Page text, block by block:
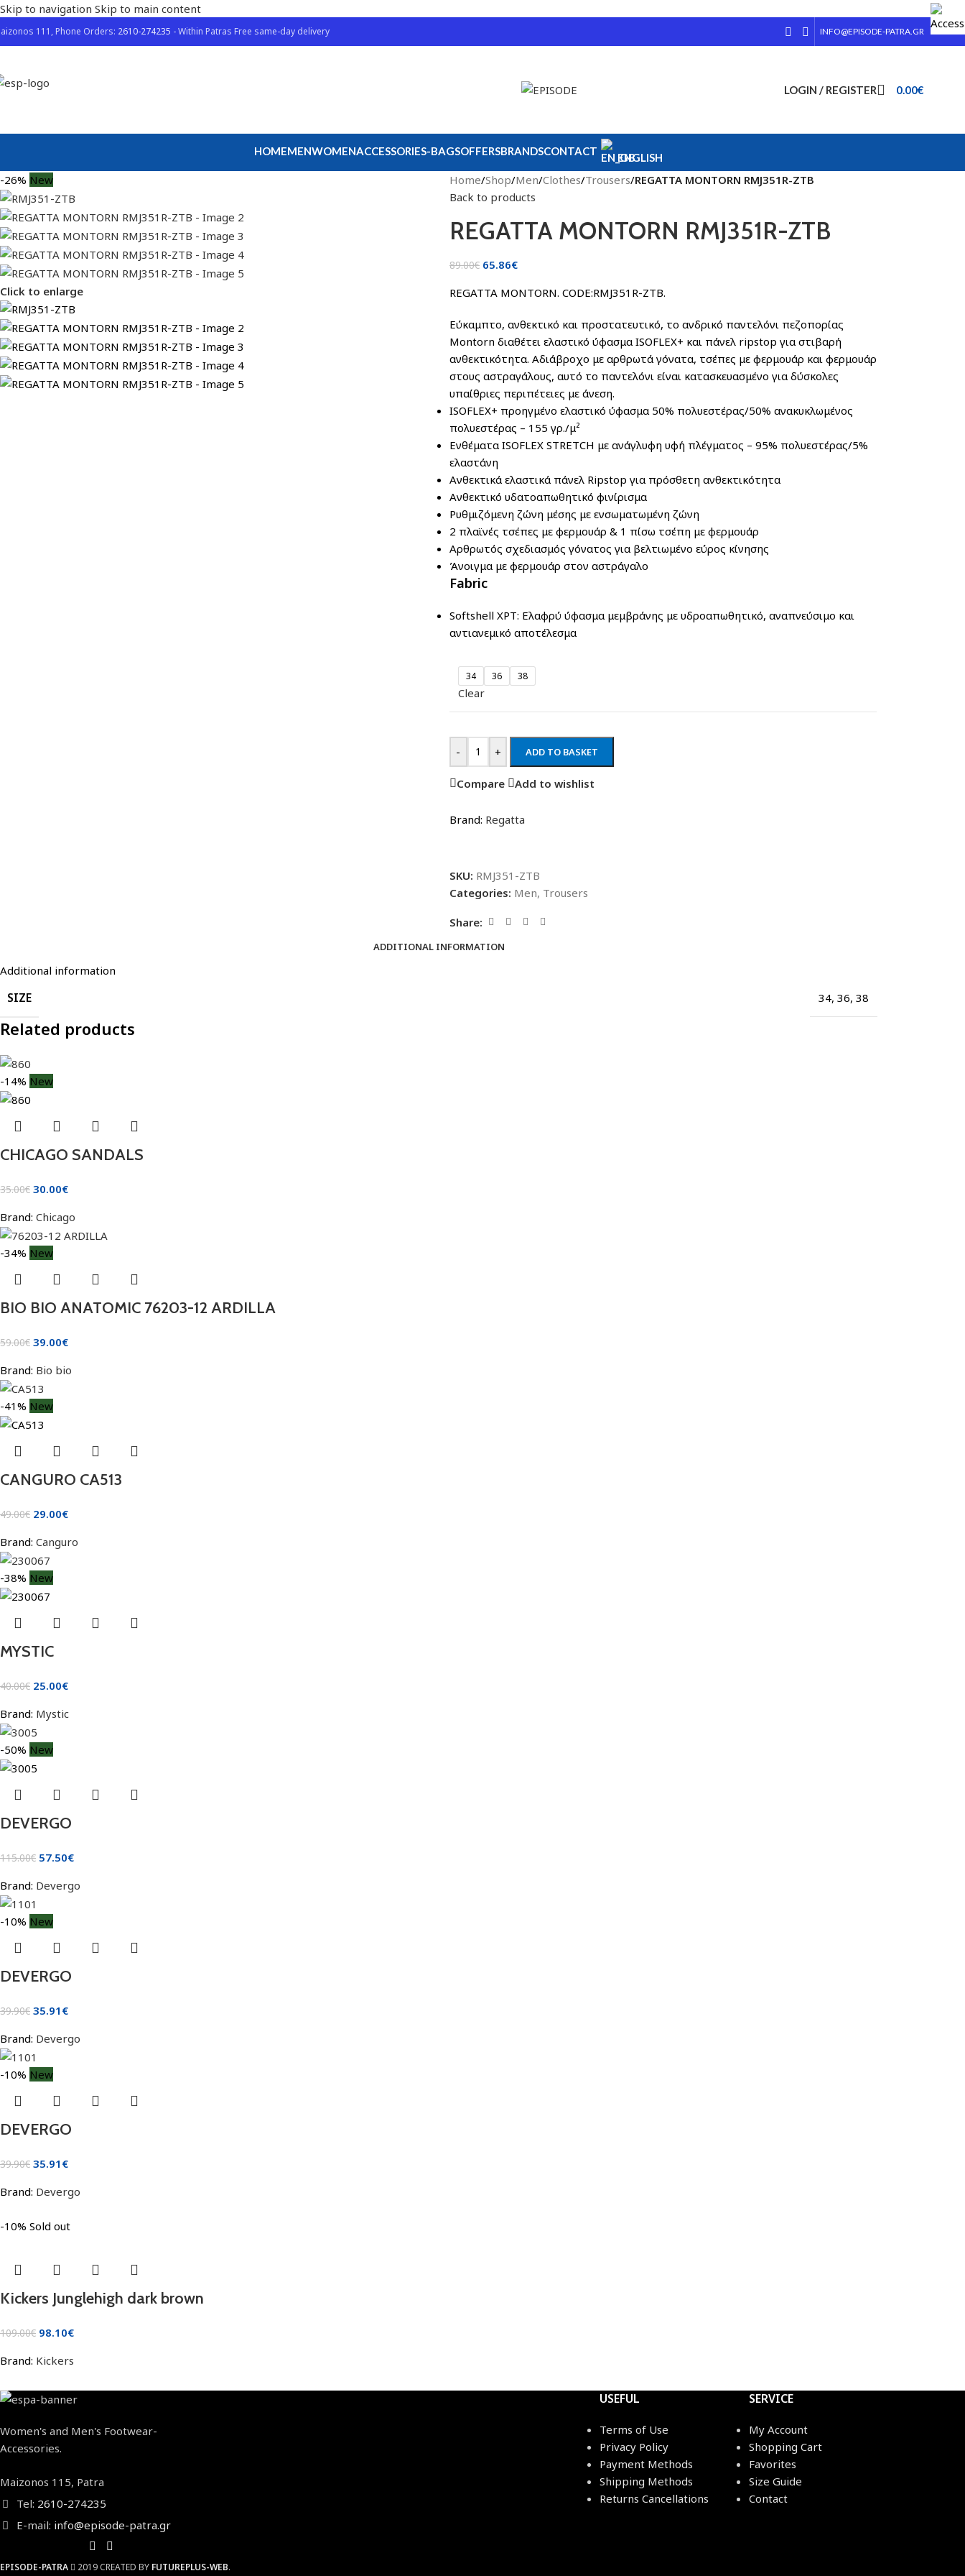
Skip to navigation Skip to main content
111, Phone Orders: 2610-274235 - Within Patras Free same-day delivery INFO@EPISODE-PATRA.GR
LOGIN / REGISTER 0.00€
HOMEMENWOMENACCESSORIES-BAGSOFFERSBRANDSCONTACT
ENGLISH
-26% New
Click to enlarge
Home/Shop/Men/Clothes/Trousers/REGATTA MONTORN RMJ351R-ZTB
Back to products
REGATTA MONTORN RMJ351R-ZTB
89.00€ 65.86€
REGATTA MONTORN. CODE:RMJ351R-ZTB.
Εύκαμπτο, ανθεκτικό και προστατευτικό, το ανδρικό παντελόνι πεζοπορίας
Montorn διαθέτει ελαστικό ύφασμα ISOFLEX+ και πάνελ ripstop για στιβαρή
ανθεκτικότητα. Αδιάβροχο με αρθρωτά γόνατα, τσέπες με φερμουάρ και φερμουάρ
στους αστραγάλους, αυτό το παντελόνι είναι κατασκευασμένο για δύσκολες
υπαίθριες περιπέτειες με άνεση.
ISOFLEX+ προηγμένο ελαστικό ύφασμα 50% πολυεστέρας/50% ανακυκλωμένος
πολυεστέρας – 155 γρ./μ²
Ενθέματα ISOFLEX STRETCH με ανάγλυφη υφή πλέγματος – 95% πολυεστέρας/5%
ελαστάνη
Ανθεκτικά ελαστικά πάνελ Ripstop για πρόσθετη ανθεκτικότητα
Ανθεκτικό υδατοαπωθητικό φινίρισμα
Ρυθμιζόμενη ζώνη μέσης με ενσωματωμένη ζώνη
2 πλαϊνές τσέπες με φερμουάρ & 1 πίσω τσέπη με φερμουάρ
Αρθρωτός σχεδιασμός γόνατος για βελτιωμένο εύρος κίνησης
Άνοιγμα με φερμουάρ στον αστράγαλο
Fabric
Softshell XPT: Ελαφρύ ύφασμα μεμβράνης με υδροαπωθητικό, αναπνεύσιμο και
αντιανεμικό αποτέλεσμα
34 36 38
Clear
- + ADD TO BASKET
Compare Add to wishlist
Brand: Regatta
SKU: RMJ351-ZTB
Categories: Men, Trousers
Share:
ADDITIONAL INFORMATION
Additional information
SIZE 34, 36, 38
Related products
-14% New
CHICAGO SANDALS
35.00€ 30.00€
Brand: Chicago
-34% New
BIO BIO ANATOMIC 76203-12 ARDILLA
59.00€ 39.00€
Brand: Bio bio
-41% New
CANGURO CA513
49.00€ 29.00€
Brand: Canguro
-38% New
MYSTIC
40.00€ 25.00€
Brand: Mystic
-50% New
DEVERGO
115.00€ 57.50€
Brand: Devergo
-10% New
DEVERGO
39.90€ 35.91 €
Brand: Devergo
-10% New
DEVERGO
39.90€ 35.91 €
Brand: Devergo
-10% Sold out
Kickers Junglehigh dark brown
109.00€ 98.10€
Brand: Kickers
Women's and Men's Footwear-
Accessories.
Maizonos 115, Patra
Tel: 2610-274235
E-mail: info@episode-patra.gr
USEFUL
Terms of Use
Privacy Policy
Payment Methods
Shipping Methods
Returns Cancellations
SERVICE
My Account
Shopping Cart
Favorites
Size Guide
Contact
EPISODE-PATRA 2019 CREATED BY FUTUREPLUS-WEB.